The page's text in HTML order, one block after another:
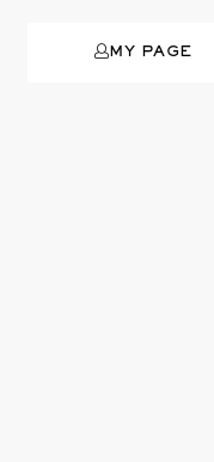
MY PAGE